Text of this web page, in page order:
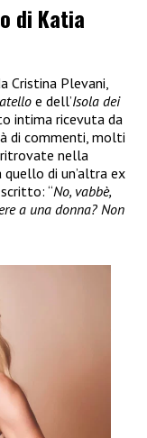
di Katia
Cristina Plevani,
e dell’Isola dei
intima ricevuta da
di commenti, molti
ritrovate nella
di un’altra ex
scritto: “No, vabbè,
a una donna? Non